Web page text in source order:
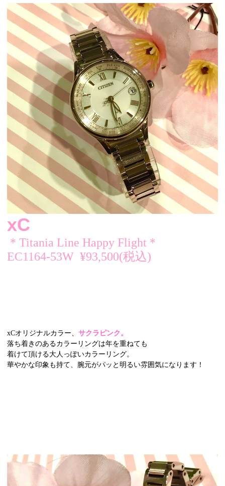
xC
＊Titania Line Happy Flight＊
EC1164-53W ¥93,500(税込)
xCオリジナルカラー、 サクラピンク。
落ち着きのあるカラーリングは年を重ねても
着けて頂ける大人っぽいカラーリング。
華やかな印象も持て、腕元がパッと明るい雰囲気になります！